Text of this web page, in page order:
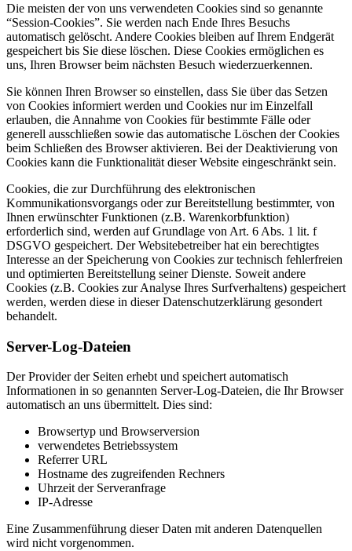
Die meisten der von uns verwendeten Cookies sind so genannte
“Session-Cookies”. Sie werden nach Ende Ihres Besuchs
automatisch gelöscht. Andere Cookies bleiben auf Ihrem Endgerät
gespeichert bis Sie diese löschen. Diese Cookies ermöglichen es
uns, Ihren Browser beim nächsten Besuch wiederzuerkennen.
Sie können Ihren Browser so einstellen, dass Sie über das Setzen
von Cookies informiert werden und Cookies nur im Einzelfall
erlauben, die Annahme von Cookies für bestimmte Fälle oder
generell ausschließen sowie das automatische Löschen der Cookies
beim Schließen des Browser aktivieren. Bei der Deaktivierung von
Cookies kann die Funktionalität dieser Website eingeschränkt sein.
Cookies, die zur Durchführung des elektronischen
Kommunikationsvorgangs oder zur Bereitstellung bestimmter, von
Ihnen erwünschter Funktionen (z.B. Warenkorbfunktion)
erforderlich sind, werden auf Grundlage von Art. 6 Abs. 1 lit. f
DSGVO gespeichert. Der Websitebetreiber hat ein berechtigtes
Interesse an der Speicherung von Cookies zur technisch fehlerfreien
und optimierten Bereitstellung seiner Dienste. Soweit andere
Cookies (z.B. Cookies zur Analyse Ihres Surfverhaltens) gespeichert
werden, werden diese in dieser Datenschutzerklärung gesondert
behandelt.
Server-Log-Dateien
Der Provider der Seiten erhebt und speichert automatisch
Informationen in so genannten Server-Log-Dateien, die Ihr Browser
automatisch an uns übermittelt. Dies sind:
Browsertyp und Browserversion
verwendetes Betriebssystem
Referrer URL
Hostname des zugreifenden Rechners
Uhrzeit der Serveranfrage
IP-Adresse
Eine Zusammenführung dieser Daten mit anderen Datenquellen
wird nicht vorgenommen.